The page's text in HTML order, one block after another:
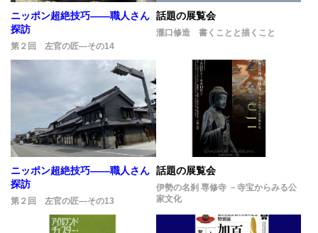
ニッポン超絶技巧――職人さん
探訪
第２回 左官の匠―その14
話題の展覧会
瀧口修造 書くことと描くこと
ニッポン超絶技巧――職人さん
探訪
第２回 左官の匠―その13
話題の展覧会
伊勢の名刹 専修寺 －寺宝からみる公
家文化